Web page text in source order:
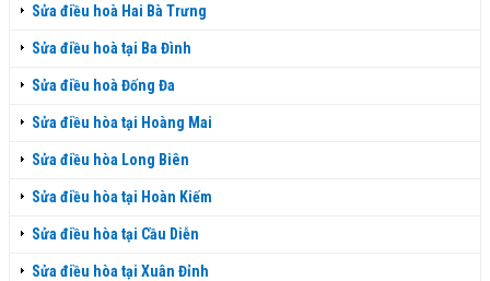
Sửa điều hoà Hai Bà Trưng
Sửa điều hoà tại Ba Đình
Sửa điều hoà Đống Đa
Sửa điều hòa tại Hoàng Mai
Sửa điều hòa Long Biên
Sửa điều hòa tại Hoàn Kiếm
Sửa điều hòa tại Cầu Diễn
Sửa điều hòa tại Xuân Đỉnh